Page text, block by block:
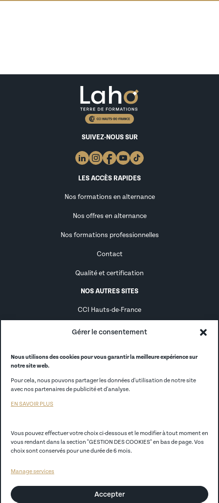
Gérer le consentement
Nous utilisons des cookies pour vous garantir la meilleure expérience sur
notre site web.
Pour cela, nous pouvons partager les données d'utilisation de notre site
avec nos partenaires de publicité et d'analyse.
EN SAVOIR PLUS
Vous pouvez effectuer votre choix ci-dessous et le modifier à tout moment en
vous rendant dans la section "GESTION DES COOKIES" en bas de page. Vos
choix sont conservés pour une durée de 6 mois.
Manage services
Accepter
SUIVEZ-NOUS SUR
LES ACCÈS RAPIDES
Nos formations en alternance
Nos offres en alternance
Nos formations professionnelles
Contact
Qualité et certification
NOS AUTRES SITES
CCI Hauts-de-France
Alternance
CCI Store
Politique de confidentialité
Règlement Intérieur